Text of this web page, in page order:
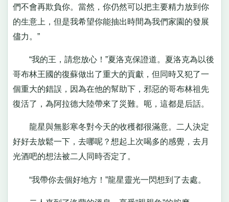
們不會再欺負你。當然，你仍然可以把主要精力放到你
的生意上，但是我希望你能抽出時間為我們家園的發展
儘力。”
“我的王，請您放心！”夏洛克保證道。夏洛克為以後
哥布林王國的復蘇做出了重大的貢獻，但同時又犯了一
個重大的錯誤，因為在他的幫助下，邪惡的哥布林祖先
復活了，為阿拉德大陸帶來了災難。呃，這都是后話。
龍星與無影寒冬對今天的收穫都很滿意。二人決定
好好去放鬆一下，去哪呢？想起上次喝多的感覺，去月
光酒吧的想法被二人同時否定了。
“我帶你去個好地方！”龍星靈光一閃想到了去處。